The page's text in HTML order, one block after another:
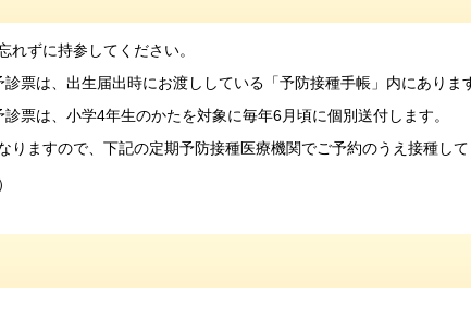
れずに持参してください。
票は、出生届出時にお渡ししている「予防接種手帳」内にありま
票は、小学4年生のかたを対象に毎年6月頃に個別送付します。
りますので、下記の定期予防接種医療機関でご予約のうえ接種して
）